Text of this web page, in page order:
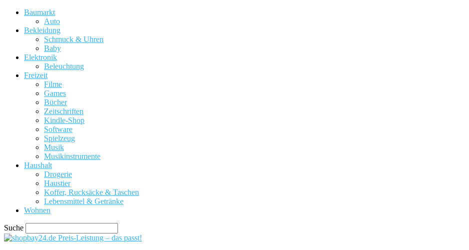
Baumarkt
Auto
Bekleidung
Schmuck & Uhren
Baby
Elektronik
Beleuchtung
Freizeit
Filme
Games
Bücher
Zeitschriften
Kindle-Shop
Software
Spielzeug
Musik
Musikinstrumente
Haushalt
Drogerie
Haustier
Koffer, Rucksäcke & Taschen
Lebensmittel & Getränke
Wohnen
Suche
Preis-Leistung – das passt!